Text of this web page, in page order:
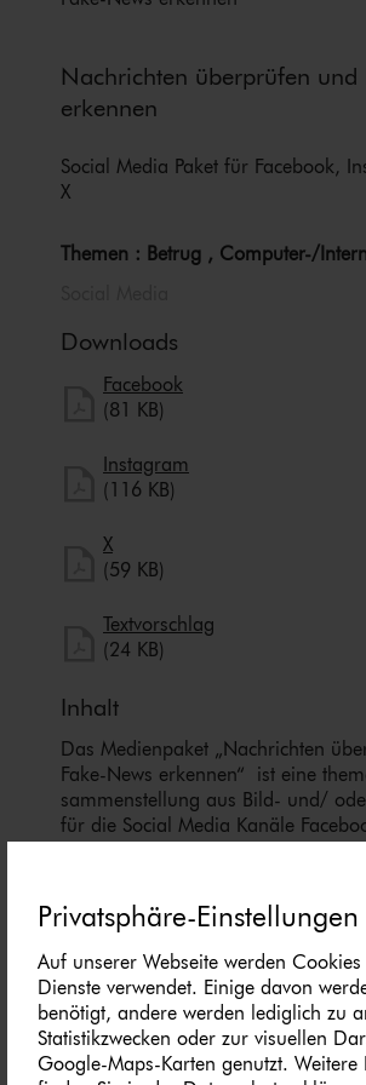
Privatsphäre-Einstellungen
Auf unserer Webseite werden
Dienste verwendet. Einige davon
benötigt, andere werden lediglich zu
Statistikzwecken oder zur visuellen
Google-Maps-Karten genutzt. Weitere
Nachrichten überprüfen und
erkennen
Social Media Paket für Facebook,
X
Themen : Betrug , Computer-/
Downloads
Facebook herunterladen
Facebook
(81 KB)
Instagram herunterladen
Instagram
(116 KB)
X herunterladen
Xherunterladen
(59 KB)
Textvorschlag herunterladen
Textvorschlag
(24 KB)
Inhalt
Das Medienpaket „Nachrichten
Fake-News erkennen“ ist eine
sam­men­stel­lung aus Bild- und/
für die Social Media Kanäle
leiten Sie die Postings an Ihre
Media Stelle weiter. Wie und ob Sie
ver­öf­fent­li­chen, können Sie
entscheiden. Texte und Hashtags
nutzen und für Ihre Anforderungen
Wir empfehlen den/die
Hashtags im Textbaustein